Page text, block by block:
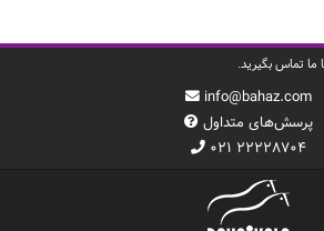
ما تماس بگیرید.
info@bahaz.com
پرسش‌های متداول
۰۲۱ ۲۲۲۲۸۷۰۴